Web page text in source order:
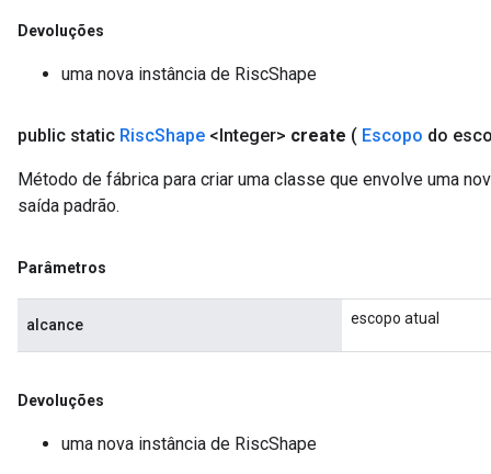
Devoluções
uma nova instância de RiscShape
public static RiscShape <Integer> create ( Escopo do
Método de fábrica para criar uma classe que envolve uma
saída padrão.
Parâmetros
alcance escopo atual
Devoluções
uma nova instância de RiscShape